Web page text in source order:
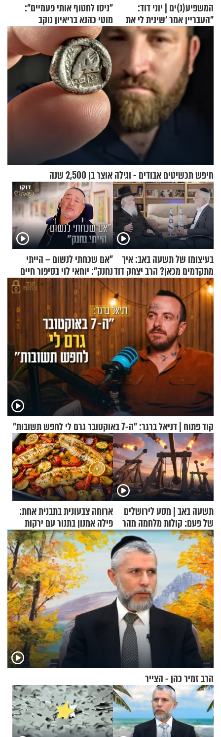
המשפיע(נ)ים | יוני דוד:
"העבריין אמר 'שינית לי את
החיים מהקצה אל הקצה'"
"ניסו לחטוף אותי פעמיים":
מוטי כהנא בריאיון נוקב
חיפש תכשיטים אבודים - וגילה אוצר בן 2,500 שנה
בעיצומו של תשעה באב: איך
מתקדמים מכאן? הרב יצחק דוד
גרוסמן בשיחה מיוחדת
"אם שכחתי לנשום – הייתי
נחנק": יוחאי לוי בסיפור חיים
מעורר השראה
קוד פתוח | דניאל ברגר: "ה-7 באוקטובר גרם לי לחפש תשובות"
תשעה באב | מסע לירושלים
של פעם: קולות מלחמה מהר
הזיתים
ארוחה צבעונית בתבנית אחת:
פילה אמנון בתנור עם ירקות
הרב זמיר כהן - הצייר